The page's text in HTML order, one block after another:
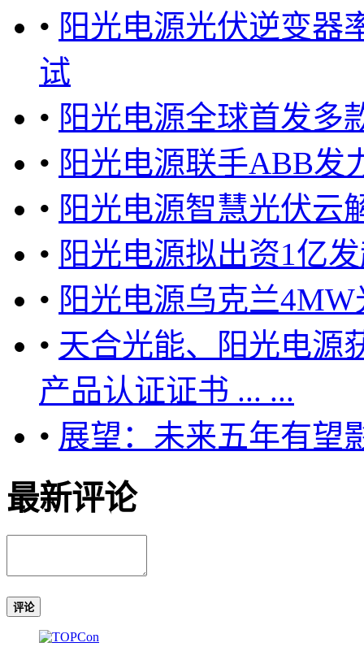
• 阳光电源光伏逆变器
试
• 阳光电源全球首发多
• 阳光电源联手ABB发
• 阳光电源智慧光伏云
• 阳光电源拟出资1亿
• 阳光电源乌克兰
• 天合光能、阳光电源
产品认证证书 ... ...
• 展望：未来五年有望
最新评论
评论